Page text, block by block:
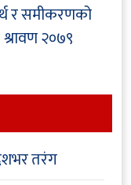
र समीकरणको
२०७९
तरंग